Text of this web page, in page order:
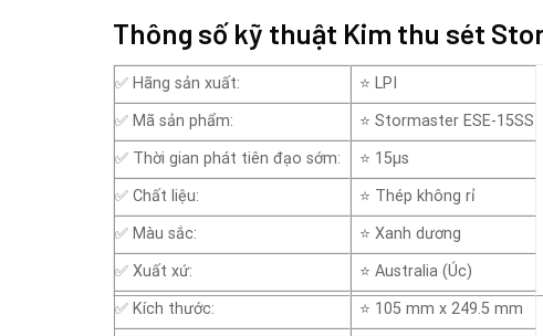
Thông số kỹ thuật Kim thu sét
✅ Hãng sản xuất:
⭐ LPI
✅ Mã sản phẩm:
⭐ Stormaster ESE-15SS
✅ Thời gian phát tiên đạo sớm:
⭐ 15µs
✅ Chất liệu:
⭐ Thép không rỉ
✅ Màu sắc:
⭐ Xanh dương
✅ Xuất xứ:
⭐ Australia (Úc)
✅ Kích thước:
⭐ 105 mm x 249.5 mm